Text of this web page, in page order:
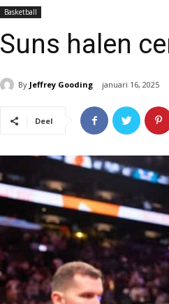
Basketball
Suns halen
By Jeffrey Gooding januari 16, 2025
Deel